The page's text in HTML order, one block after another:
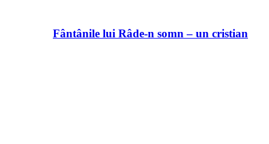
Fântânile lui Râde-n somn – un cristian